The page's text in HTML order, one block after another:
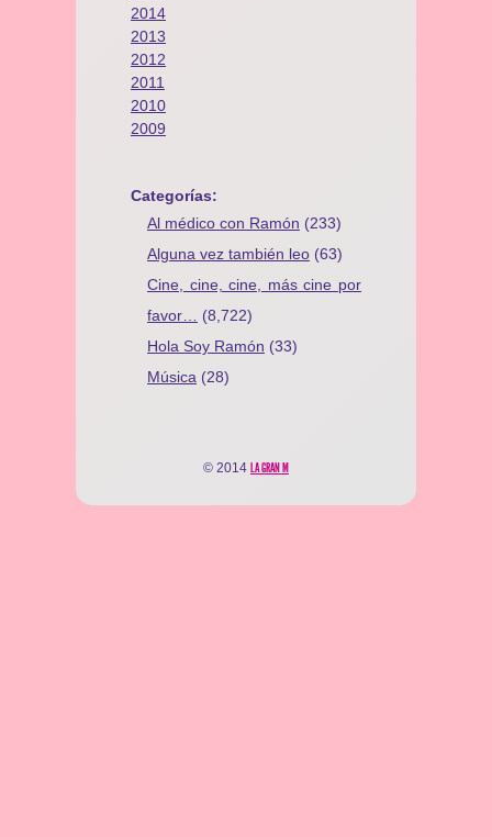
2014
2013
2012
2011
2010
2009
Categorías:
Al médico con Ramón (233)
Alguna vez también leo (63)
Cine, cine, cine, más cine por
favor…
(8,722)
Hola Soy Ramón (33)
Música (28)
© 2014 LA GRAN M